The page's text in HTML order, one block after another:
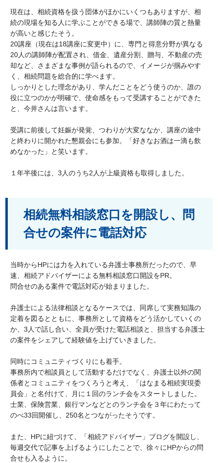
現在は、相続資格を扱う団体がほかにいくつもありますが、相
続の現場を知る人に学ぶことができる場で、講師陣の質と熱量
が高いと感じたそう。
20講座（現在は18講座に変更中）に、専門と得意分野が異なる
20人の講師陣が配置され、借金、遺産分割、贈与、不動産の売
却など、さまざまな事例が語られるので、イメージが掴みやす
く、相続問題を総合的に学べます。
しっかりとした理念があり、学んだことをどう使うのか、誰の
役に立つのかが明確で、使命感をもって受講することができた
と、今井さんは言います。
受講に前後して妊娠が発覚、つわりが大変ななか、講座の途中
と終わりに開かれた懇親会にも参加。「好きなお酒は一滴も飲
めなかった」と笑います。
１年半後には、3人のうち2人が上級資格も取得しました。
相続無料相談窓口を開設し、問
合せの案件に電話対応
当時からHPには力を入れている弁護士事務所だったので、早
速、相続アドバイザーによる無料相談窓口開設をPR。
問合せのある案件で電話対応が始まりました。
弁護士による法律相談となるケースでは、同席して実務知識の
定着を図るとともに、事務所として資格をどう活かしていくの
か、3人で話し合い、全員が受けた電話相談と、担当する弁護士
の案件をシェアして経験値を上げていきました。
同時にコミュニティづくりにも着手。
事務所内で相談員として活動するだけでなく、弁護士以外の関
係者とコミュニティをつくろうと考え、「はなまる相続実現委
員会」と名付けて、月に１回のランチ会をスタートしました。
士業、保険営業、銀行マンなどとのランチ会を３年にわたって
のべ33回開催し、250名とつながったそうです。
また、HPに紐づけて、「相続アドバイザー」ブログを開設し、
毎週交代で記事を上げるようにしたことで、徐々にHPからの問
合せも入るように。